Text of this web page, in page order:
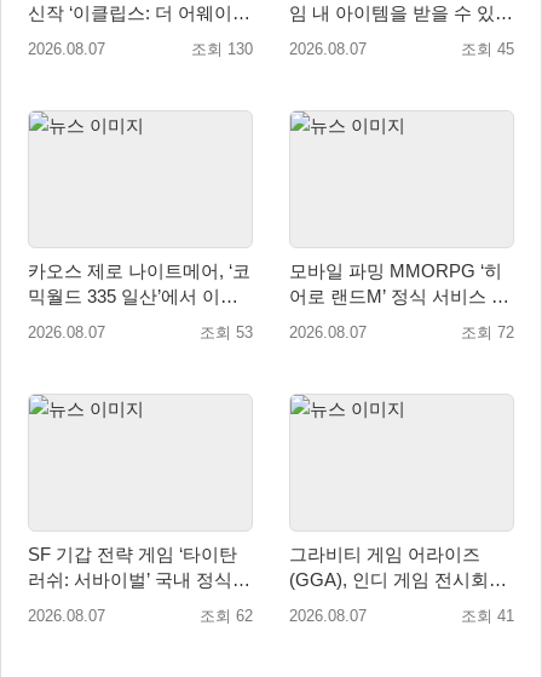
신작 ‘이클립스: 더 어웨이크
닝’ 9월 10일 론칭!
2026.08.07 조회 130
임 내 아이템을 받을 수 있는
‘레전드 대회 라운드 7’ 개최!
2026.08.07 조회 45
카오스 제로 나이트메어, ‘코
믹월드 335 일산’에서 이용
자 소통 예고
2026.08.07 조회 53
모바일 파밍 MMORPG ‘히
어로 랜드M’ 정식 서비스 돌
입
2026.08.07 조회 72
SF 기갑 전략 게임 ‘타이탄
러쉬: 서바이벌’ 국내 정식
출시
2026.08.07 조회 62
그라비티 게임 어라이즈
(GGA), 인디 게임 전시회
‘도쿄 게임 던전 13’ 참가!
2026.08.07 조회 41